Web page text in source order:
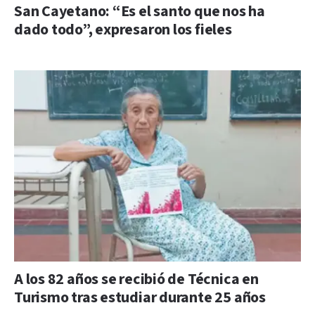
San Cayetano: “Es el santo que nos ha
dado todo”, expresaron los fieles
A los 82 años se recibió de Técnica en
Turismo tras estudiar durante 25 años